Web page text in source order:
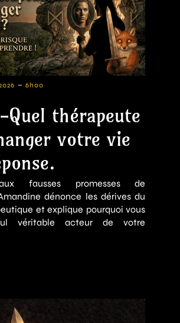
- 6h00
Quel thérapeute
votre vie
fausses promesses de
dénonce les dérives du
et explique pourquoi vous
véritable acteur de votre